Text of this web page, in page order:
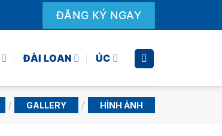
ĐĂNG KÝ NGAY
ĐÀI LOAN ÚC
/ GALLERY / HÌNH ẢNH